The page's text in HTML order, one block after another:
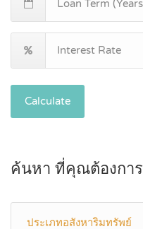
Calculate
ค้นหา ที่คุณต้องการ